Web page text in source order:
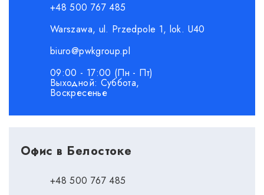
+48 500 767 485
Warszawa, ul. Przedpole 1, lok. U40
biuro@pwkgroup.pl
09:00 - 17:00 (Пн - Пт)
Выходной: Суббота,
Воскресенье
Офис в Белостоке
+48 500 767 485